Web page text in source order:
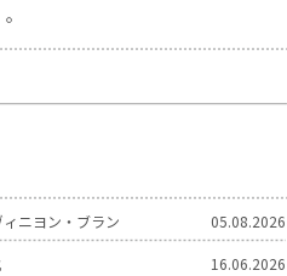
ニヨン・ブラン 05.08.2026
16.06.2026